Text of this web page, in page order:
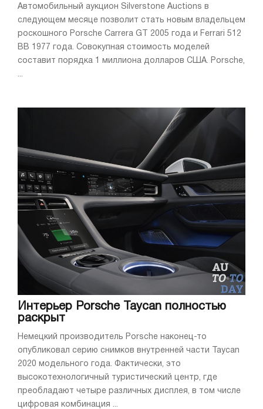
Автомобильный аукцион Silverstone Auctions в
следующем месяце позволит стать новым владельцем
роскошного Porsche Carrera GT 2005 года и Ferrari 512
BB 1977 года. Совокупная стоимость моделей
составит порядка 1 миллиона долларов США. Porsche,
...
Интерьер Porsche Taycan полностью
раскрыт
Немецкий производитель Porsche наконец-то
опубликовал серию снимков внутренней части Taycan
2020 модельного года. Фактически, это
высокотехнологичный туристический центр, где
преобладают четыре различных дисплея, в том числе
цифровая комбинация ...